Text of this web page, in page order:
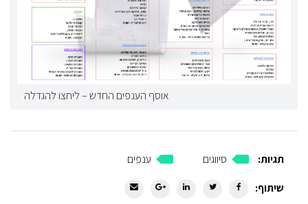
אוסף הענפים החדש – ליחצו להגדלה
תגיות: סיווגים
ענפים
שיתוף: